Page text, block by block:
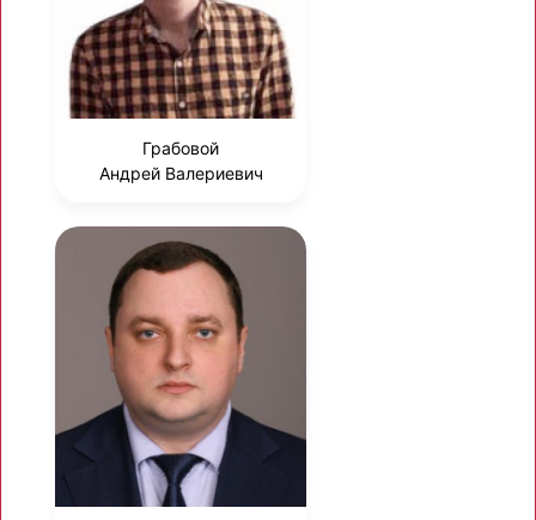
Грабовой
Андрей Валериевич